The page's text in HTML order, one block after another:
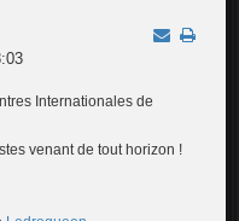
Internationales de
venant de tout horizon !